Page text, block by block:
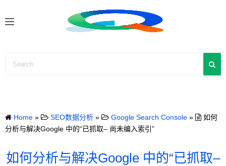
Home » SEO数据分析 » Google Search Console »
如何
分析与解决Google 中的“已抓取– 尚未编入索引”
如何分析与解决Google 中的“已抓取–